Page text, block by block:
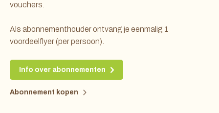
vouchers.
Als abonnementhouder ontvang je eenmalig 1
voordeelflyer (per persoon).
Info over abonnementen
Abonnement kopen